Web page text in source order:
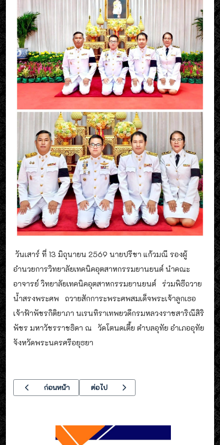
วันเสาร์ ที่ 13 มิถุนายน 2569 นายปรีชา แก้วมณี รองผู้
อำนวยการวิทยาลัยเทคนิคอุตสาหกรรมยานยนต์ นำคณะ
อาจารย์ วิทยาลัยเทคนิคอุตสาหกรรมยานยนต์ ร่วมพิธีถวาย
น้ำสรงพระศพ ถวายสักการะพระศพสมเด็จพระเจ้าลูกเธอ
เจ้าฟ้าพัชรกิติยาภา นเรนทิราเทพยวดีกรมหลวงราชสาริณีสิริ
พัชร มหาวัชรราชธิดา ณ วัดโตนดเตี้ย ตำบลอุทัย อำเภออุทัย
จังหวัดพระนครศรีอยุธยา
เนื้อหาก่อนหน้า: เข้าพบท่านนายกองค์การบริหารส่วนตำบลธนู
ก่อนหน้า เนื้อหาถัดไป: งานมหกรรมหุ่นยนต์อาชีวศึกษ
ต่อไป